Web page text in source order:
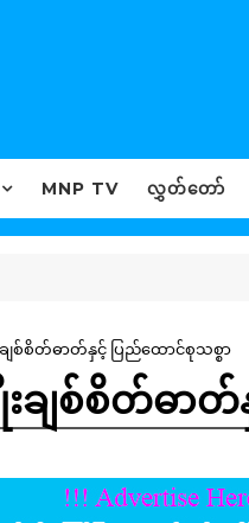
MNP TV လွှတ်တော်
ျစ်စိတ်ဓာတ်နှင့် ပြည်ထောင်စုသစ္စာ
ချစ်စိတ်ဓာ